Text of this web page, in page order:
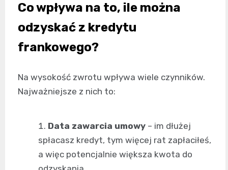
Co wpływa na to, ile można
odzyskać z kredytu
frankowego?
Na wysokość zwrotu wpływa wiele czynników.
Najważniejsze z nich to:
Data zawarcia umowy – im dłużej
spłacasz kredyt, tym więcej rat zapłaciłeś,
a więc potencjalnie większa kwota do